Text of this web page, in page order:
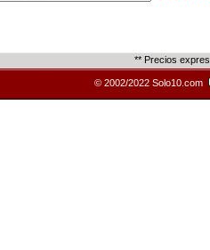
** Precios
© 2002/2022 Solo10.com